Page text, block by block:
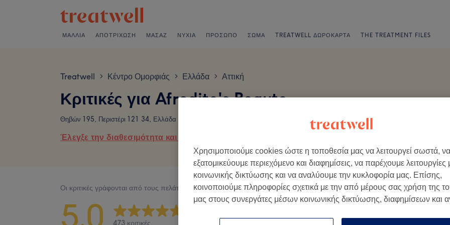
ΜΑΛΛΙΆ ΑΠΟΤΡΊΧΩΣΗ ΜΑΣΆΖ ΝΎΧΙΑ ΠΡΌΣΩΠΟ ΣΏΜΑ TREATWELL ΔΩΡΟΚΆΡΤΑ THE TREATMENT FILES
Treatwell > Κέντρο Ομορφιάς > Ελλάδα > Αττική
Κριτικές για Afrodite's Beaute
Θηβών 195, Περιστέρι 121 34, Ελλάδα
Έλεγξε την διαθεσιμότητα και κλείσε ραντεβού οnline
Οι κριτικές γράφονται από τους πελάτες μετά την επίσκεψη τους.
5,0 473 κριτικές
Ατμόσφαιρα
Χρησιμοποιούμε cookies ώστε η τοποθεσία μας να λειτουργεί σωστά, να
εξατομικεύουμε περιεχόμενο και διαφημίσεις, να παρέχουμε
κοινωνικής δικτύωσης και να αναλύουμε την κυκλοφορία μας. Επίσης,
κοινοποιούμε πληροφορίες σχετικά με την από μέρους σας χρήση της
μας στους συνεργάτες μέσων κοινωνικής δικτύωσης, διαφημίσεων και